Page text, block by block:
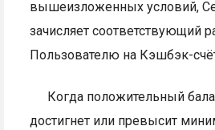
вышеизложенных условий,
зачисляет соответствующий
Пользователю на Кэшбэк-
Когда положительный
достигнет или превысит